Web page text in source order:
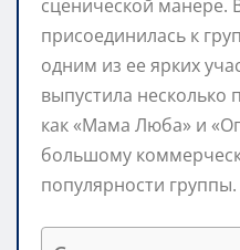
сценической манере.
присоединилась к
одним из ее ярких
выпустила несколько
как «Мама Люба» и
большому
популярности группы.